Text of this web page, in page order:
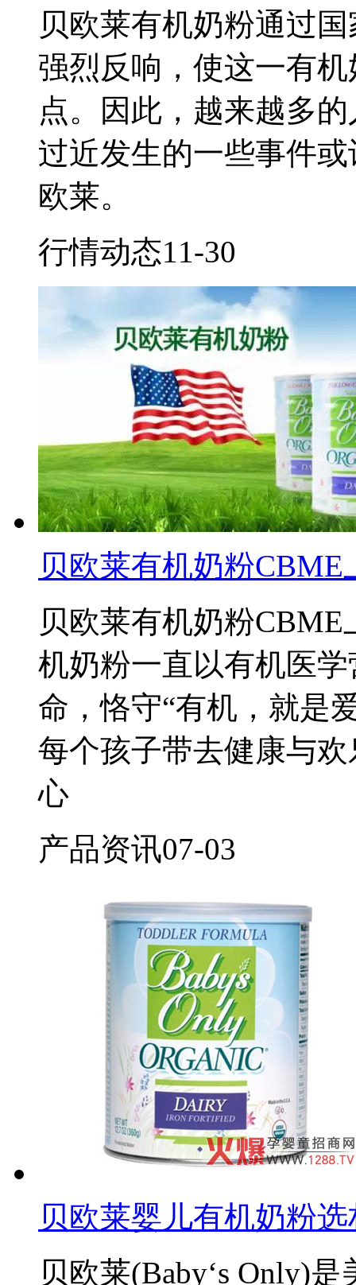
贝欧莱有机奶粉通过
强烈反响，使这一有
点。因此，越来越多
过近发生的一些事件
欧莱。
行情动态11-30
贝欧莱有机奶粉
贝欧莱有机奶粉
机奶粉一直以有机医
命，恪守“有机，就是
每个孩子带去健康与
心
产品资讯07-03
贝欧莱婴儿有机奶粉
贝欧莱(Baby‘s Only)